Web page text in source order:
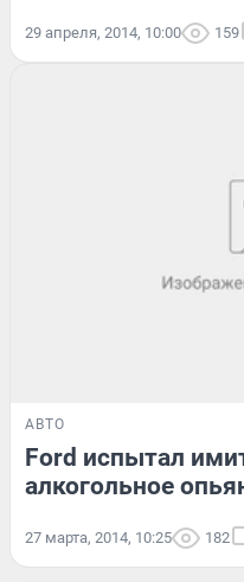
29 апреля, 2014, 10:00 159
АВТО
Ford испытал
алкогольное
27 марта, 2014, 10:25 182